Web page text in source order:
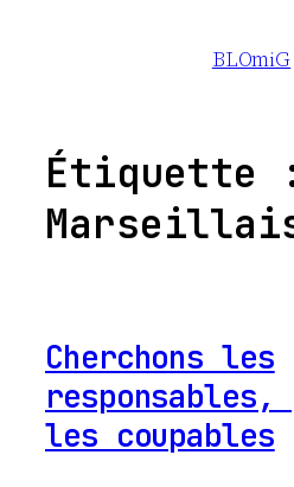
BLOmiG
Étiquette
Cherchons les
les coupables